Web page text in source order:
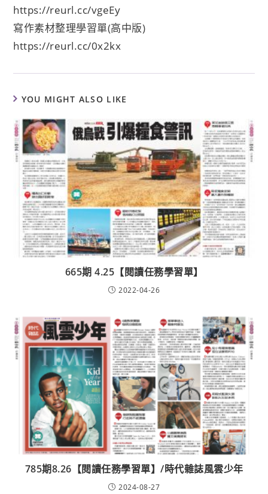
https://reurl.cc/vgeEy
寫作素材整理學習單(高中版)
https://reurl.cc/0x2kx
YOU MIGHT ALSO LIKE
665期 4.25【閱讀任務學習單】
2022-04-26
785期8.26【閱讀任務學習單】/時代雜誌風雲少年
2024-08-27